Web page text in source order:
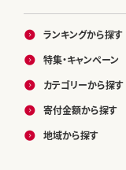
ランキングから探す
特集・キャンペーン
カテゴリーから探す
寄付金額から探す
地域から探す